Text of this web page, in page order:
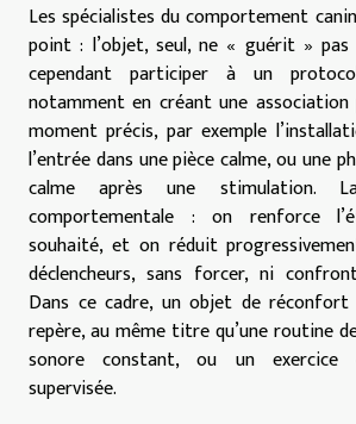
Les spécialistes du comportement
point : l’objet, seul, ne « guérit » pas
cependant participer à un
notamment en créant une
moment précis, par exemple
l’entrée dans une pièce calme, ou une
calme après une stimulation.
comportementale : on renforce
souhaité, et on réduit
déclencheurs, sans forcer, ni
Dans ce cadre, un objet de
repère, au même titre qu’une routine
sonore constant, ou un exercice
supervisée.